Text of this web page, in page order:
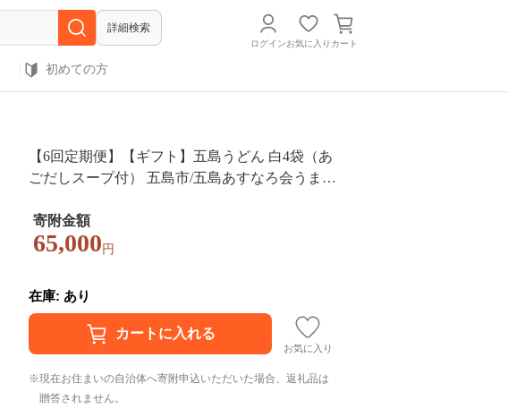
詳細検索
ログインお気に入り カート
初めての方
【6回定期便】【ギフト】五島うどん 白4袋（あ
ごだしスープ付） 五島市/五島あすなろ会うまか
プ付うどん 細麺 乾麺 ごとううどん セット 贈答
寄附金額
65,000 円
在庫: あり
お気に入り
現在お住まいの自治体へ寄附申込いただいた場合、返礼品は
贈答されません。